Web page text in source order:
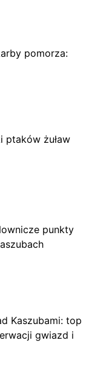
pomorza:
ptaków żuław
punkty
Kaszubami: top
gwiazd i